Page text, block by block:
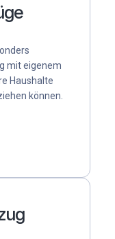
mit eigenem
Haushalte
können.